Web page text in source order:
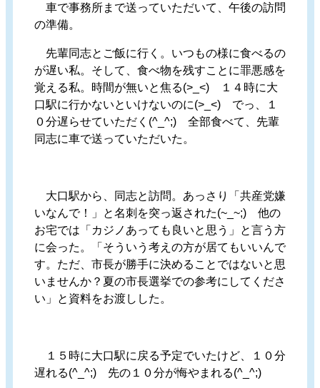
車で事務所まで送っていただいて、午後の訪問
の準備。
先輩同志とご飯に行く。いつもの様に食べるの
が遅い私。そして、食べ物を残すことに罪悪感を
覚える私。時間が無いと焦る(>_<) １４時に大
口駅に行かないといけないのに(>_<) でっ、１
０分遅らせていただく(^_^;) 全部食べて、先輩
同志に車で送っていただいた。
大口駅から、同志と訪問。あっさり「共産党嫌
いなんで！」と名刺を突っ返された(~_~;) 他の
お宅では「カジノあっても良いと思う」と言う方
に会った。「そういう考えの方が居てもいいんで
す。ただ、市長が勝手に決めることではないと思
いませんか？夏の市長選挙での参考にしてくださ
い」と資料をお渡しした。
１５時に大口駅に戻る予定でいたけど、１０分
遅れる(^_^;) 先の１０分が悔やまれる(^_^;)